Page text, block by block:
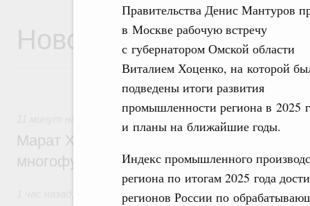
Правительства Денис Мантуров
в Москве рабочую встречу
с губернатором Омской области
Виталием Хоценко, на которой
подведены итоги развития
промышленности региона в 2025
и планы на ближайшие годы.
Индекс промышленного
региона по итогам 2025 года
регионов России по
Новости
Марат Хуснуллин: На двух скоростных
многофункциональные зоны дорожного
Технологическое развитие. Инновации